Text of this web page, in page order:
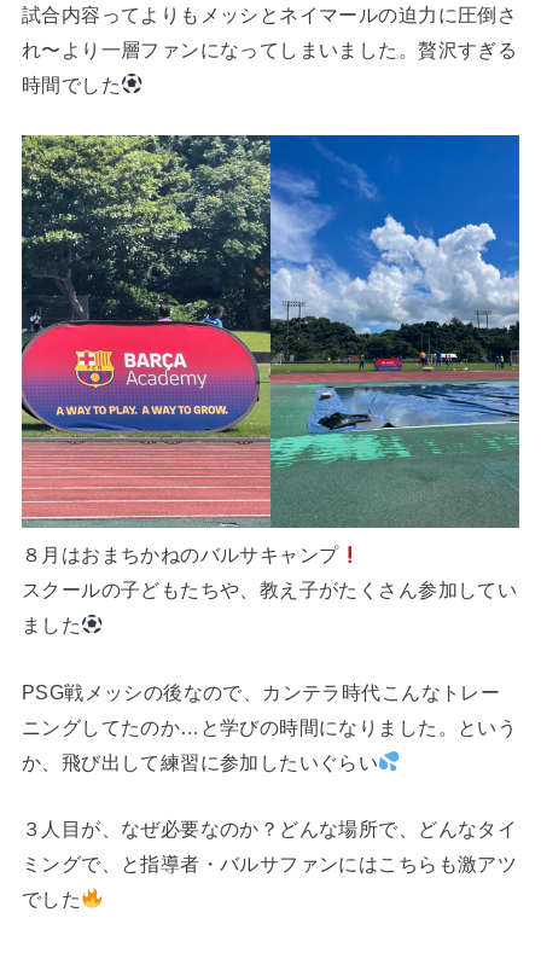
試合内容ってよりもメッシとネイマールの迫力に圧倒さ
れ〜より一層ファンになってしまいました。贅沢すぎる
時間でした
８月はおまちかねのバルサキャンプ
スクールの子どもたちや、教え子がたくさん参加してい
ました
PSG戦メッシの後なので、カンテラ時代こんなトレー
ニングしてたのか…と学びの時間になりました。という
か、飛び出して練習に参加したいぐらい
３人目が、なぜ必要なのか？どんな場所で、どんなタイ
ミングで、と指導者・バルサファンにはこちらも激アツ
でした